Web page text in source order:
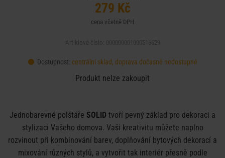
279 Kč
cena včetně DPH
Dostupnost: centrální sklad, doprava dočasně nedostupné
Produkt nelze zakoupit
Jednobarevné polštáře SOLID tvoří pevný základ pro dekoraci a
stylizaci Vašeho domova. Vaši kreativitu můžete naplno
rozvinout při kombinování barev, doplňování bytových dekorací a
mixování různých stylů, a vytvořit tak interiér přesně podle